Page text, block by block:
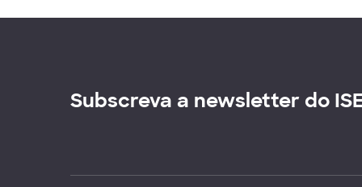
Subscreva a newsletter do